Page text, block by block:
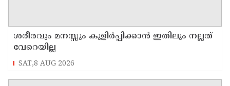
ശരീരവും മനസ്സും കുളിർപ്പിക്കാൻ ഇതിലും നല്ലത്
വേറെയില്ല
SAT,8 AUG 2026